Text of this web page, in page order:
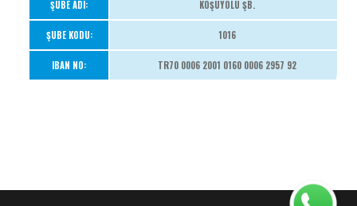
ŞUBE ADI: KOŞUYOLU ŞB.
ŞUBE KODU: 1016
IBAN NO: TR70 0006 2001 0160 0006 2957 92